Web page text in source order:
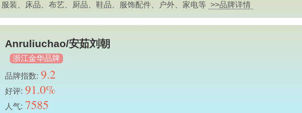
装、床品、布艺、厨品、鞋品、服饰配件、户外、家电等 >>品牌详情
Anruliuchao/安茹刘朝
浙江金华品牌
品牌指数: 9.2
好评: 91.0%
人气: 7585